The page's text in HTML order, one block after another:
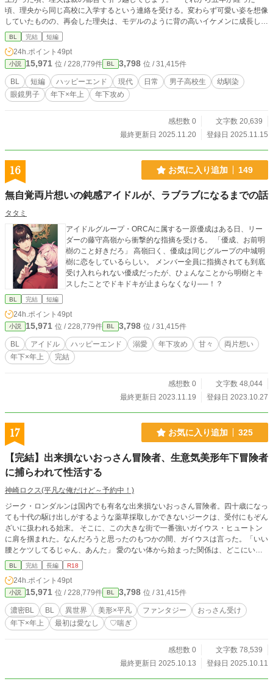
頃、理央から同じ高校に入学するという連絡を受ける。変わらず可愛い姿を想像
していたものの、再会した理央は、モデルのように背の高いイケメンに成長して
いた。 「凰ちゃんのこと大好きな俺も、他の奴らはどうでもいい俺も、どっち
も本当の俺だから」 人前でそんな発言をして爽やかに笑う。 発言はともか
く、今も変わらず懐いてくれて嬉しい。そのはずなのに、昔とは違う成長した理
央に、だんだんとドキドキし始めて……。
BL 完結 短編
24h.ポイント 49pt
小説 15,971 位 / 228,779件 BL 3,798 位 / 31,415件
BL 短編 ハッピーエンド 現代 日常 男子高校生
幼馴染
眼鏡男子
年下×年上 年下攻め
感想数 0
文字数 20,639
最終更新日 2025.11.20
登録日 2025.11.15
16 お気に入り追加 149
無自覚両片想いの鈍感アイドルが、ラブラブになるまでの話
タタミ
アイドルグループ・ORCAに属する一原優成はある日、リー
ダーの藤守高嶺から衝撃的な指摘を受ける。 「優成、お前明
樹のこと好きだろ」 高嶺曰く、優成は同じグループの中城明
樹に恋をしているらしい。 メンバー全員に指摘されても到底
受け入れられない優成だったが、ひょんなことから明樹とキ
スしたことでドキドキが止まらなくなり──！？
BL 完結 短編
24h.ポイント 49pt
小説 15,971 位 / 228,779件 BL 3,798 位 / 31,415件
BL アイドル ハッピーエンド 溺愛 年下攻め 甘々
両片想い
年下×年上
完結
感想数 0
文字数 48,044
最終更新日 2023.11.19
登録日 2023.10.27
17 お気に入り追加 325
【完結】出来損ないおっさん冒険者、生意気美形年下冒険者
に捕らわれて性活する
神崎ロクス(平凡な俺​だけど～予約中！)
ジーク・ロンダルンは国内でも有名な出来損ないおっさん冒険者。四十歳になっ
ても十代の駆け出しがするような薬草採取しかできないジークは、受付にもぞん
ざいに扱われる始末。 そこに、この大きな街で一番強いガイウス・ヒュートン
に肩を掴まれた。なんだろうと思ったのもつかの間、ガイウスは言った。「いい
腰とケツしてるじゃん、あんた」 愛のない体から始まった関係は、どこにいき
つくのだろうか。 最初は短編だったものをそのまま収録しています。三話ほど
長くて、三話目がちょっと暴力表現ありますので苦手な方は注意してください。
ゆるふわ世界観です。細かいことは気にせず、考えずに感じてお読みいただける
と幸いです。 この作品はムーンライトノベルズさんで短編・連載として公開さ
れてます。全話予約投稿済です。
BL 完結 長編 R18
24h.ポイント 49pt
小説 15,971 位 / 228,779件 BL 3,798 位 / 31,415件
濃密BL BL 異世界 美形×平凡 ファンタジー
おっさん受け
年下×年上
最初は愛なし ♡喘ぎ
感想数 0
文字数 78,539
最終更新日 2025.10.13
登録日 2025.10.11